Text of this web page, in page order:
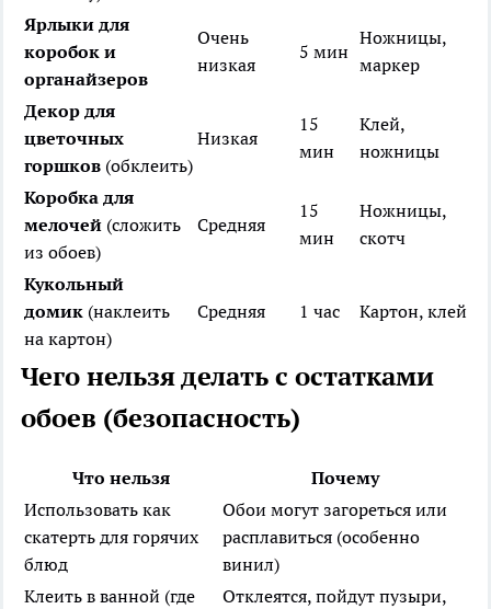
Ярлыки для
коробок и
органайзеров
Очень
низкая
5 мин
Ножницы,
маркер
Декор для
цветочных
горшков (обклеить)
Низкая
15
мин
Клей,
ножницы
Коробка для
мелочей (сложить
из обоев)
Средняя
15
мин
Ножницы,
скотч
Кукольный
домик (наклеить
на картон)
Средняя 1 час Картон, клей
Чего нельзя делать с остатками
обоев (безопасность)
Что нельзя
Почему
Использовать как
скатерть для горячих
блюд
Обои могут загореться или
расплавиться (особенно
винил)
Клеить в ванной (где
Отклеятся, пойдут пузыри,